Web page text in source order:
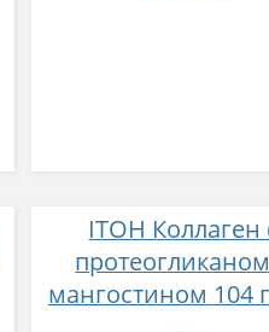
ITOH Коллаген
мангостином 104